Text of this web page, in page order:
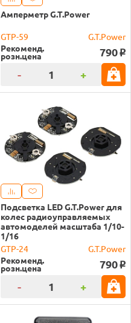
Амперметр G.T.Power
GTP-59
G.T.Power
Рекоменд.
розн.цена 790 o
- +
Подсветка LED G.T.Power для
колес радиоуправляемых
автомоделей масштаба 1/10-
1/16
GTP-24
G.T.Power
Рекоменд.
розн.цена 790 o
- +